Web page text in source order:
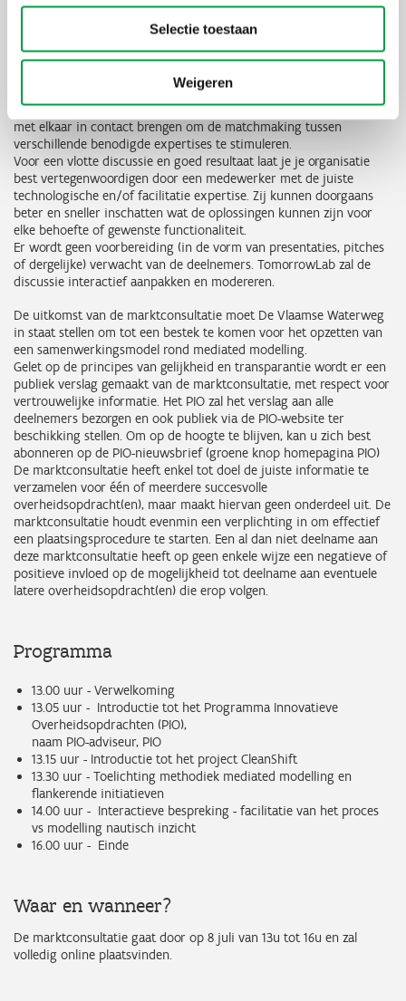
Selectie toestaan
Weigeren
specifieke behoeften van de Vlaamse Waterweg in de hoop die
behoeften te kunnen 'matchen' met (deel-)oplossingen beschikbaar
haalbare (deel)oplossingen kunnen bieden voor onze behoeften en
hoe het concept van mediated modelling praktisch en efficiënt kan
worden geïmplementeerd, rekening houdend met tijd, budget en
ontwikkelingsprocessen. Daarnaast willen we relevante partijen
met elkaar in contact brengen om de matchmaking tussen
verschillende benodigde expertises te stimuleren.
Voor een vlotte discussie en goed resultaat laat je je organisatie
best vertegenwoordigen door een medewerker met de juiste
technologische en/of facilitatie expertise. Zij kunnen doorgaans
beter en sneller inschatten wat de oplossingen kunnen zijn voor
elke behoefte of gewenste functionaliteit.
Er wordt geen voorbereiding (in de vorm van presentaties, pitches
of dergelijke) verwacht van de deelnemers. TomorrowLab zal de
discussie interactief aanpakken en modereren.
De uitkomst van de marktconsultatie moet De Vlaamse Waterweg
in staat stellen om tot een bestek te komen voor het opzetten van
een samenwerkingsmodel rond mediated modelling.
Gelet op de principes van gelijkheid en transparantie wordt er een
publiek verslag gemaakt van de marktconsultatie, met respect voor
vertrouwelijke informatie. Het PIO zal het verslag aan alle
deelnemers bezorgen en ook publiek via de PIO-website ter
beschikking stellen. Om op de hoogte te blijven, kan u zich best
abonneren op de PIO-nieuwsbrief (groene knop homepagina PIO)
De marktconsultatie heeft enkel tot doel de juiste informatie te
verzamelen voor één of meerdere succesvolle
overheidsopdracht(en), maar maakt hiervan geen onderdeel uit. De
marktconsultatie houdt evenmin een verplichting in om effectief
een plaatsingsprocedure te starten. Een al dan niet deelname aan
deze marktconsultatie heeft op geen enkele wijze een negatieve of
positieve invloed op de mogelijkheid tot deelname aan eventuele
latere overheidsopdracht(en) die erop volgen.
Programma
13.00 uur - Verwelkoming
13.05 uur - Introductie tot het Programma Innovatieve
Overheidsopdrachten (PIO),
naam PIO-adviseur, PIO
13.15 uur - Introductie tot het project CleanShift
13.30 uur - Toelichting methodiek mediated modelling en
flankerende initiatieven
14.00 uur - Interactieve bespreking - facilitatie van het proces
vs modelling nautisch inzicht
16.00 uur - Einde
Waar en wanneer?
De marktconsultatie gaat door op 8 juli van 13u tot 16u en zal
volledig online plaatsvinden.